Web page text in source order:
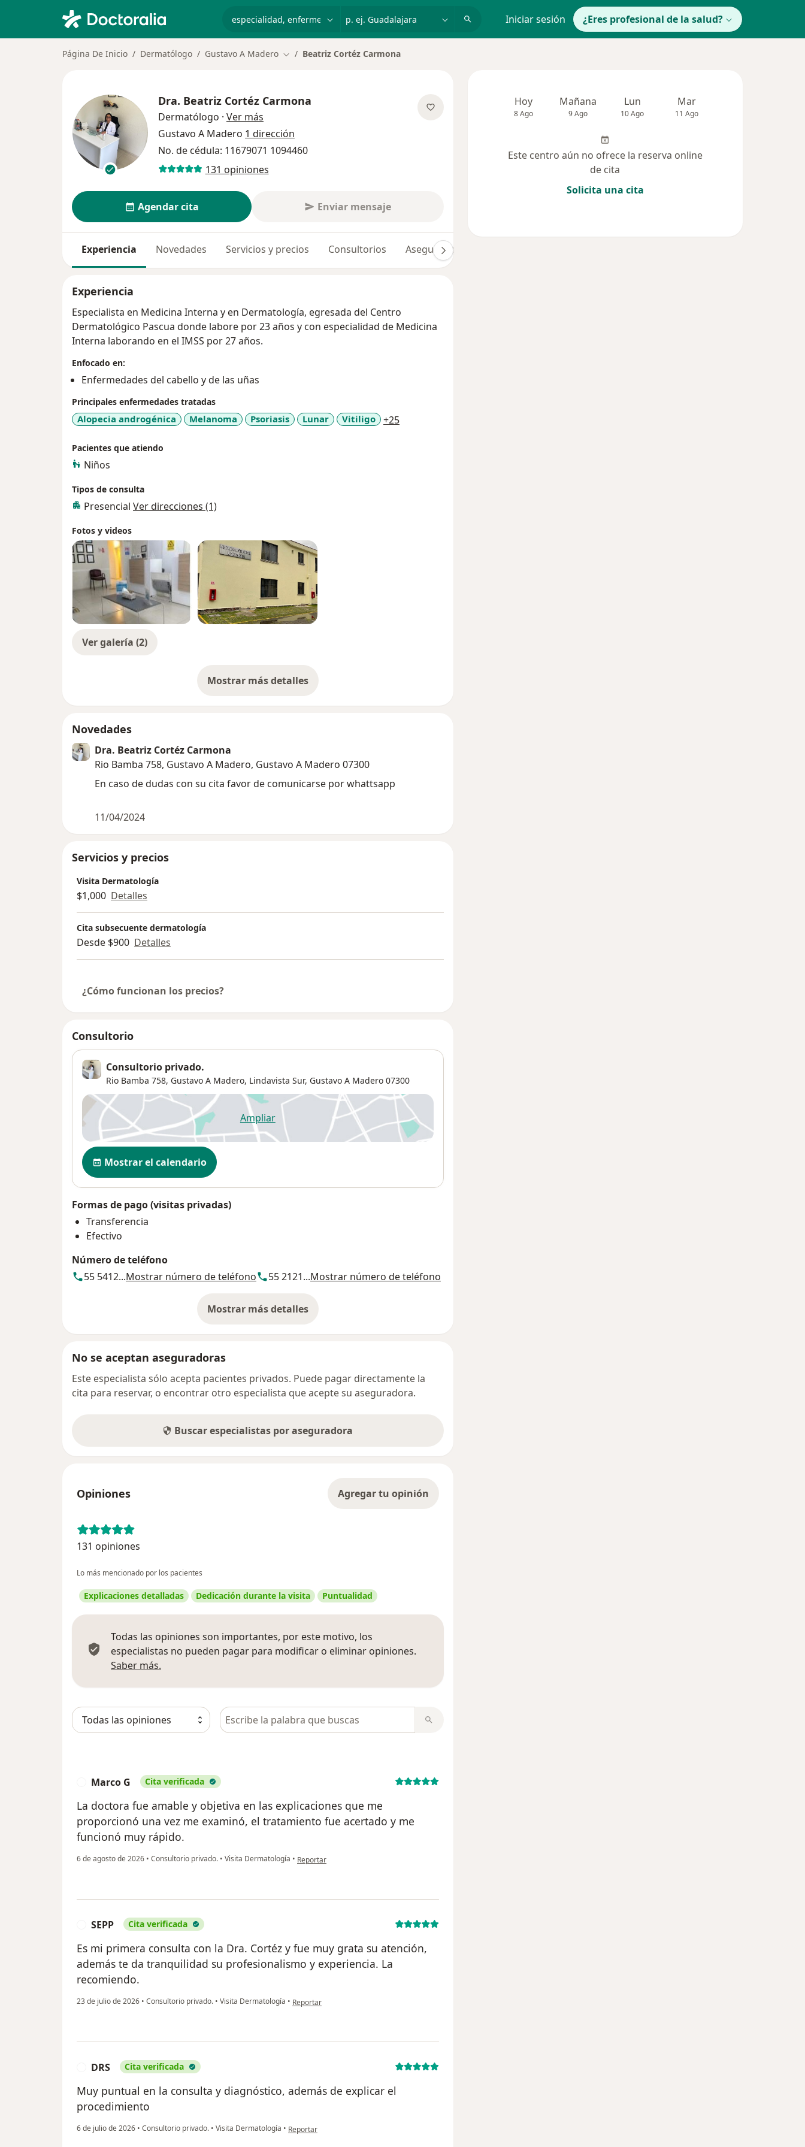
Iniciar sesión ¿Eres profesional de la salud?
Página De Inicio Dermatólogo Gustavo A Madero Cambiar de ciudad
Beatriz Cortéz Carmona
Dra. Beatriz Cortéz Carmona
Dermatólogo · Ver más
Gustavo A Madero 1 dirección
No. de cédula: 11679071 1094460
131 opiniones
Agendar cita Enviar mensaje
Experiencia Novedades Servicios y precios Consultorios Aseguradoras
Experiencia
Especialista en Medicina Interna y en Dermatología, egresada del Centro
Dermatológico Pascua donde labore por 23 años y con especialidad de Medicina
Interna laborando en el IMSS por 27 años.
Enfocado en:
Enfermedades del cabello y de las uñas
Principales enfermedades tratadas
Alopecia androgénica Melanoma Psoriasis Lunar Vitiligo +25a11y_sr_more_diseases
Pacientes que atiendo
Niños
Tipos de consulta
Presencial Ver direcciones (1)
Fotos y videos
Ver galería (2)
Mostrar más detalles
sobre la experiencia
Novedades
Dra. Beatriz Cortéz Carmona
Rio Bamba 758, Gustavo A Madero, Gustavo A Madero 07300
En caso de dudas con su cita favor de comunicarse por whattsapp
11/04/2024
Servicios y precios
Visita Dermatología
$1,000 Detalles
Cita subsecuente dermatología
Desde $900 Detalles
¿Cómo funcionan los precios?
Consultorio
Consultorio privado.
Rio Bamba 758, Gustavo A Madero, Lindavista Sur, Gustavo A Madero 07300
Ampliarse abre en una nueva pestaña
Disponibilidad
Mostrar el calendario
Formas de pago (visitas privadas)
Transferencia
Efectivo
Número de teléfono
55 5412...Mostrar número de teléfono 55 2121...Mostrar número de teléfono
Mostrar más detalles
sobre la dirección
No se aceptan aseguradoras
Este especialista sólo acepta pacientes privados. Puede pagar directamente la
cita para reservar, o encontrar otro especialista que acepte su aseguradora.
Buscar especialistas por aseguradora
Opiniones Agregar tu opinión
131 opiniones
Lo más mencionado por los pacientes
Explicaciones detalladas Dedicación durante la visita Puntualidad
Todas las opiniones son importantes, por este motivo, los
especialistas no pueden pagar para modificar o eliminar opiniones.
Saber más.
Busca en opiniones
Marco G Cita verificada
La doctora fue amable y objetiva en las explicaciones que me
proporcionó una vez me examinó, el tratamiento fue acertado y me
funcionó muy rápido.
6 de agosto de 2026 • Consultorio privado. • Visita Dermatología • en opinión del usuario Marco G
Reportar
SEPP Cita verificada
Es mi primera consulta con la Dra. Cortéz y fue muy grata su atención,
además te da tranquilidad su profesionalismo y experiencia. La
recomiendo.
23 de julio de 2026 • Consultorio privado. • Visita Dermatología • en opinión del usuario SEPP
Reportar
DRS Cita verificada
Muy puntual en la consulta y diagnóstico, además de explicar el
procedimiento
6 de julio de 2026 • Consultorio privado. • Visita Dermatología • en opinión del usuario DRS
Reportar
Hoy
8 Ago
Mañana
9 Ago
Lun
10 Ago
Mar
11 Ago
Este centro aún no ofrece la reserva online
de cita
Solicita una cita